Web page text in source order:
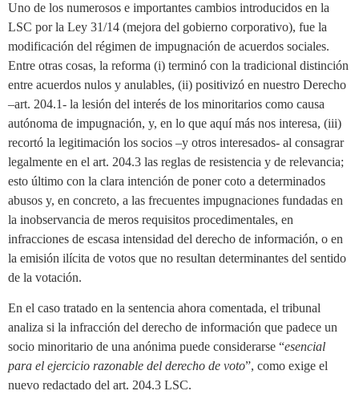
Uno de los numerosos e importantes cambios introducidos en la
LSC por la Ley 31/14 (mejora del gobierno corporativo), fue la
modificación del régimen de impugnación de acuerdos sociales.
Entre otras cosas, la reforma (i) terminó con la tradicional distinción
entre acuerdos nulos y anulables, (ii) positivizó en nuestro Derecho
–art. 204.1- la lesión del interés de los minoritarios como causa
autónoma de impugnación, y, en lo que aquí más nos interesa, (iii)
recortó la legitimación los socios –y otros interesados- al consagrar
legalmente en el art. 204.3 las reglas de resistencia y de relevancia;
esto último con la clara intención de poner coto a determinados
abusos y, en concreto, a las frecuentes impugnaciones fundadas en
la inobservancia de meros requisitos procedimentales, en
infracciones de escasa intensidad del derecho de información, o en
la emisión ilícita de votos que no resultan determinantes del sentido
de la votación.
En el caso tratado en la sentencia ahora comentada, el tribunal
analiza si la infracción del derecho de información que padece un
socio minoritario de una anónima puede considerarse “esencial
para el ejercicio razonable del derecho de voto”, como exige el
nuevo redactado del art. 204.3 LSC.